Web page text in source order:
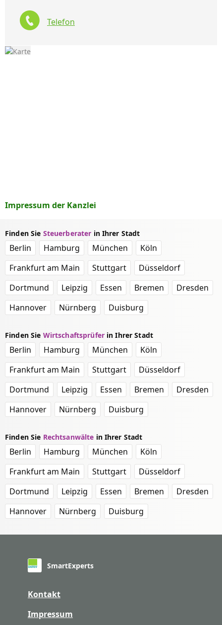
Telefon
Impressum der Kanzlei
Finden Sie Steuerberater in Ihrer Stadt
Berlin Hamburg München
Köln
Frankfurt am Main
Stuttgart
Düsseldorf
Dortmund
Leipzig Essen Bremen
Dresden
Hannover
Nürnberg Duisburg
Finden Sie Wirtschaftsprüferin Ihrer Stadt
Berlin Hamburg München
Köln
Frankfurt am Main
Stuttgart
Düsseldorf
Dortmund
Leipzig Essen Bremen
Dresden
Hannover
Nürnberg Duisburg
Finden Sie Rechtsanwälte in Ihrer Stadt
Berlin Hamburg München
Köln
Frankfurt am Main
Stuttgart
Düsseldorf
Dortmund
Leipzig Essen Bremen
Dresden
Hannover
Nürnberg Duisburg
SmartExperts
Kontakt
Impressum